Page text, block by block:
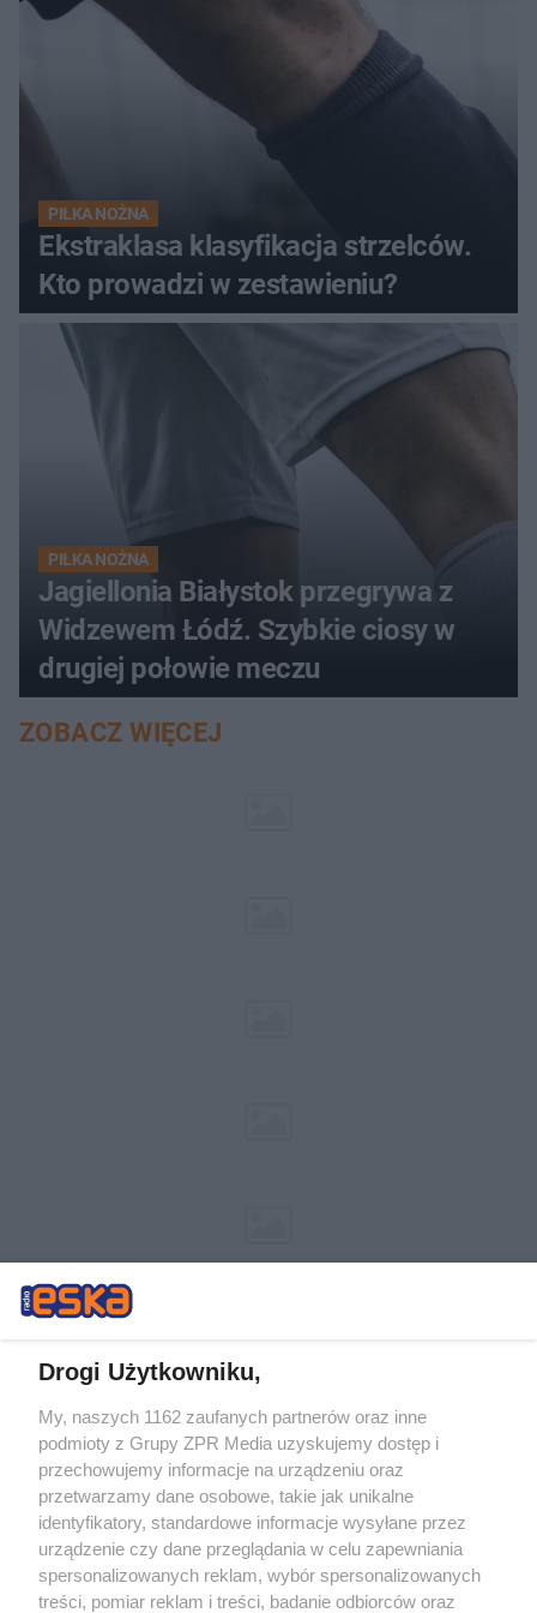
PIŁKA NOŻNA
Ekstraklasa klasyfikacja strzelców.
Kto prowadzi w zestawieniu?
PIŁKA NOŻNA
Jagiellonia Białystok przegrywa z
Widzewem Łódź. Szybkie ciosy w
drugiej połowie meczu
ZOBACZ WIĘCEJ
Żaden utwór zamieszczony w serwisie nie może być powielany i
rozpowszechniany lub dalej rozpowszechniany w jakikolwiek sposób (w
tym także elektroniczny lub mechaniczny) na jakimkolwiek polu
eksploatacji w jakiejkolwiek formie, włącznie z umieszczaniem w
Internecie bez pisemnej zgody właściciela praw. Jakiekolwiek użycie lub
wykorzystanie utworów w całości lub w części z naruszeniem prawa,
tzn. bez właściwej zgody, jest zabronione pod groźbą kary i może być
ścigane prawnie.
Drogi Użytkowniku,
My, naszych 1162 zaufanych partnerów oraz inne
podmioty z Grupy ZPR Media uzyskujemy dostęp i
przechowujemy informacje na urządzeniu oraz
przetwarzamy dane osobowe, takie jak unikalne
identyfikatory, standardowe informacje wysyłane przez
urządzenie czy dane przeglądania w celu zapewniania
spersonalizowanych reklam, wybór spersonalizowanych
treści, pomiar reklam i treści, badanie odbiorców oraz